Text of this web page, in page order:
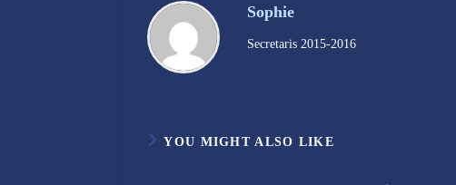
Sophie
Secretaris 2015-2016
YOU MIGHT ALSO LIKE